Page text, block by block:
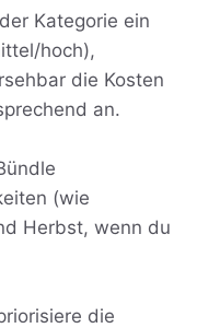
Kategorie ein
hoch),
die Kosten
an.
(wie
Herbst, wenn du
die